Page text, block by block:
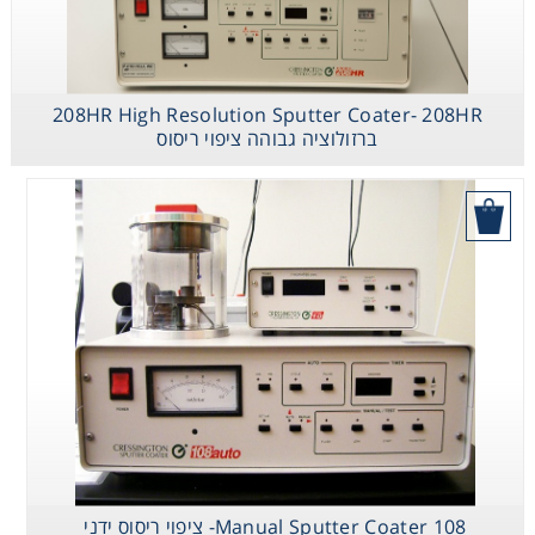
208HR High Resolution Sputter Coater- 208HR
ברזולוציה גבוהה ציפוי ריסוס
108 Manual Sputter Coater- ציפוי ריסוס ידני
Washing
Chromatography
Lab Essentials
Filtration
Glassware
Liquid Handling
Plasticware
Reagents & Kits